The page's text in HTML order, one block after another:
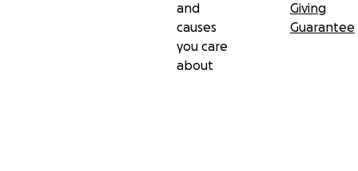
and
causes
you care
about
Giving
Guarantee